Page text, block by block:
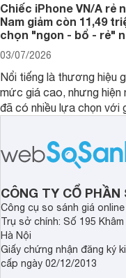
Chiếc iPhone VN/A rẻ
Nam giảm còn 11,49
chọn "ngon - bổ - rẻ"
03/07/2026
Nổi tiếng là thương hiệu
mức giá cao, nhưng hiện
đã có nhiều lựa chọn với
CÔNG TY CỔ PHẦN
Công cụ so sánh giá
Trụ sở chính: Số 195
Hà Nội
Giấy chứng nhận đăng ký
cấp ngày 02/12/2013